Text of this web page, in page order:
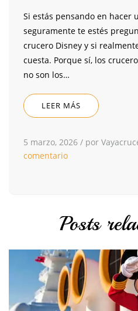
Si estás pensando en hacer
seguramente te estés
crucero Disney y si
cuesta. Porque sí, los
no son los…
LEER MÁS
5 marzo, 2026 / por
comentario
Posts